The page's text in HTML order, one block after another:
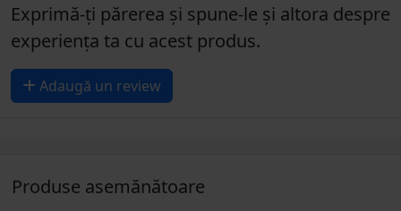
Exprimă-ți părerea și spune-le și altora despre
experiența ta cu acest produs.
Adaugă un review
Produse asemănătoare